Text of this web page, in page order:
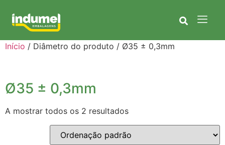
Início / Diâmetro do produto / Ø35 ± 0,3mm
Ø35 ± 0,3mm
A mostrar todos os 2 resultados